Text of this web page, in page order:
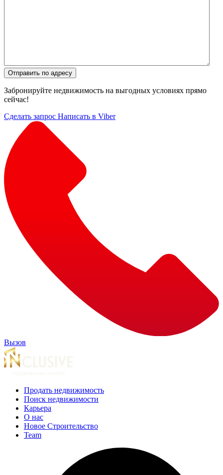
Отправить по адресу
Забронируйте недвижимость на выгодных условиях прямо
сейчас!
Сделать запрос Написать в Viber
Вызов
Продать недвижимость
Поиск недвижимости
Карьера
О нас
Новое Строительство
Team